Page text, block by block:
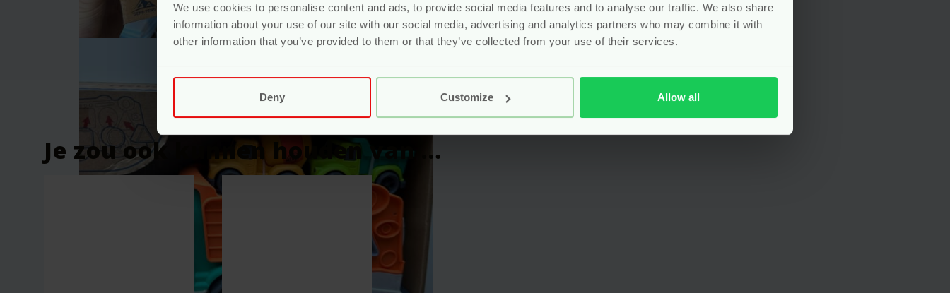
We use cookies to personalise content and ads, to provide social media features and to analyse our traffic. We also share
information about your use of our site with our social media, advertising and analytics partners who may combine it with
other information that you’ve provided to them or that they’ve collected from your use of their services.
Deny Customize Allow all
Wees de eerste om “Speelgoed Vrachtwagen Met Vormenstoof – Bioplastic” te beoordelen
Je e-mailadres wordt niet gepubliceerd.Vereiste velden zijn gemarkeerd met*
Je zou ook kunnen houden van …